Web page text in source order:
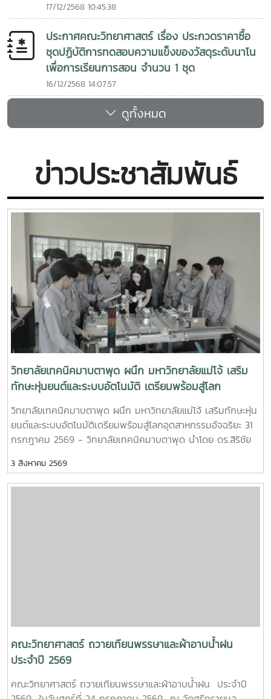
17/12/2568 10:45:38
ประกาศคณะวิทยาศาสตร์ เรื่อง ประกวดราคาซื้อ
ชุดปฏิบัติการทดสอบความแข็งของวัสดุระดับนาโน
เพื่อการเรียนการสอน จำนวน 1 ชุด
16/12/2568 14:07:57
ดูทั้งหมด
ข่าวประชาสัมพันธ์
วิทยาลัยเทคนิคมาบตาพุด ผนึก มหาวิทยาลัยแม่โจ้ เสริม
ทักษะหุ่นยนต์และระบบอัตโนมัติ เตรียมพร้อมสู่โลก
อุตสาหกรรมอัจฉริยะ
วิทยาลัยเทคนิคมาบตาพุด ผนึก มหาวิทยาลัยแม่โจ้ เสริมทักษะหุ่น
ยนต์และระบบอัตโนมัติเตรียมพร้อมสู่โลกอุตสาหกรรมอัจฉริยะ 31
กรกฎาคม 2569 - วิทยาลัยเทคนิคมาบตาพุด นำโดย ดร.สิริชัย
พิธีเปิด โครงการอบรมเชิงปฏิบัติการควบคุมแขนกลหุ่นยนต์ ณ
อาคาร 24 ปี วิทยาลัยเทคนิคมาบตาพุด โดยมีคณะครู และ
วัตถุประสงค์เพื่อพัฒนาสมรรถนะด้านเทคโนโลยีและระบบอัตโนมัติ
เสริมสร้างทักษะวิชาชีพที่สอดคล้องกับความต้องการของภาค
อุตสาหกรรมยุคใหม่ พร้อมยกระดับศักยภาพผู้เรียนให้มีความ
และพัฒนากำลังคนอาชีวศึกษาเฉพาะทางสมรรรถนะสูง" 32 ปี
3 สิงหาคม 2569
คณะวิทยาศาสตร์ ถวายเทียนพรรษาและผ้าอาบน้ำฝน
ประจำปี 2569
คณะวิทยาศาสตร์ ถวายเทียนพรรษาและผ้าอาบน้ำฝน ประจำปี